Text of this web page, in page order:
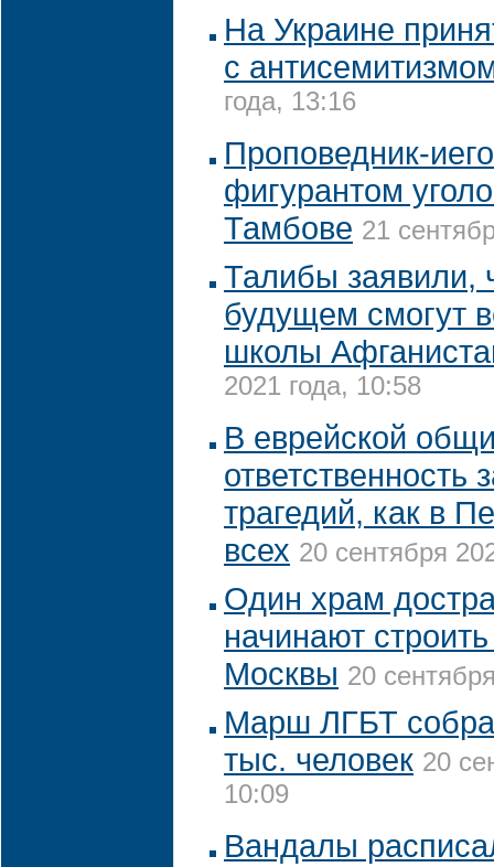
На Украине
с
года, 13:16
Проповедник-
фигурантом
Тамбове 21
Талибы заявили,
будущем смогут
школы
2021 года, 10:58
В еврейской
ответственность
трагедий, как в
всех 20 сентября
Один храм
начинают
Москвы 20
Марш ЛГБТ
тыс. человек 20
10:09
Вандалы